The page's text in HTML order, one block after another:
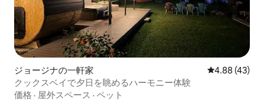
ジョージナの一軒家 レビュー43
4.88 (43)
クックスベイで夕日を眺めるハーモニー体験
価格 · 屋外スペース · ペット